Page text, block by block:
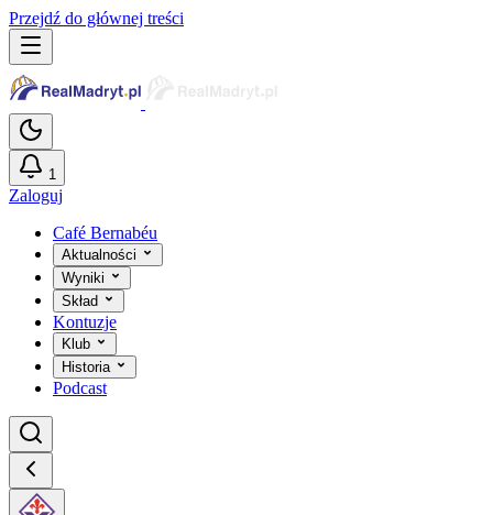
Przejdź do głównej treści
1
Zaloguj
Café Bernabéu
Aktualności
Wyniki
Skład
Kontuzje
Klub
Historia
Podcast